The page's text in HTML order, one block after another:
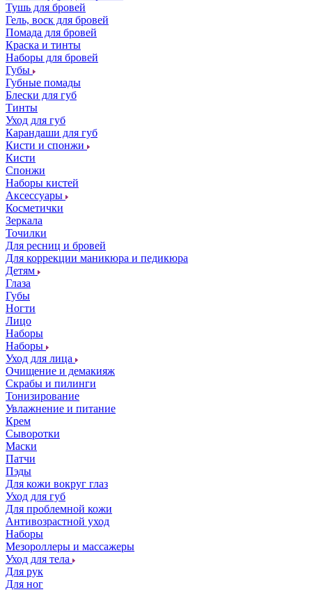
Тушь для бровей
Гель, воск для бровей
Помада для бровей
Краска и тинты
Наборы для бровей
Губы
Губные помады
Блески для губ
Тинты
Уход для губ
Карандаши для губ
Кисти и спонжи
Кисти
Спонжи
Наборы кистей
Аксессуары
Косметички
Зеркала
Точилки
Для ресниц и бровей
Для коррекции маникюра и педикюра
Детям
Глаза
Губы
Ногти
Лицо
Наборы
Наборы
Уход для лица
Очищение и демакияж
Скрабы и пилинги
Тонизирование
Увлажнение и питание
Крем
Сыворотки
Маски
Патчи
Пэды
Для кожи вокруг глаз
Уход для губ
Для проблемной кожи
Антивозрастной уход
Наборы
Мезороллеры и массажеры
Уход для тела
Для рук
Для ног